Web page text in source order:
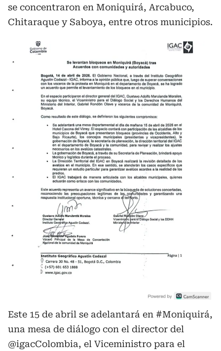
se concentraron en Moniquirá, Arcabuco,
Chitaraque y Saboya, entre otros municipios.
Este 15 de abril se adelantará en #Moniquirá,
una mesa de diálogo con el director del
@igacColombia, el Viceministro para el